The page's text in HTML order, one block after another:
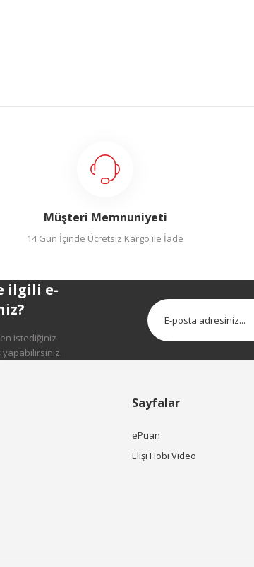
Müşteri Memnuniyeti
14 Gün İçinde Ücretsiz Kargo ile İade
ilgili e-
istediğiniz
yapabilirsiniz.
Sayfalar
ePuan
Elişi Hobi Video